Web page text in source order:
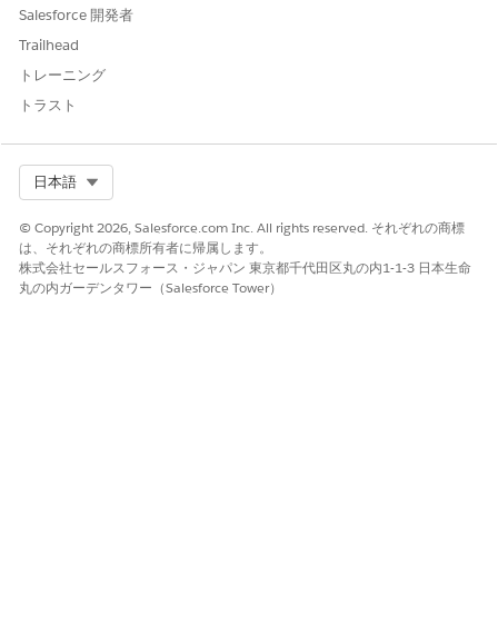
Salesforce 開発者
Trailhead
トレーニング
トラスト
日本語
© Copyright 2026, Salesforce.com Inc. All rights reserved. それぞれの商標
は、それぞれの商標所有者に帰属します。
株式会社セールスフォース・ジャパン 東京都千代田区丸の内1-1-3 日本生命
丸の内ガーデンタワー（Salesforce Tower）